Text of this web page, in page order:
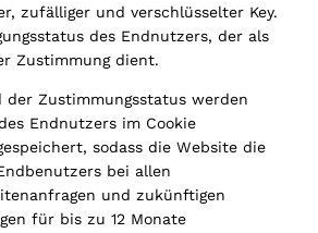
zufälliger und verschlüsselter Key.
des Endnutzers, der als
Zustimmung dient.
der Zustimmungsstatus werden
Endnutzers im Cookie
sodass die Website die
bei allen
und zukünftigen
für bis zu 12 Monate